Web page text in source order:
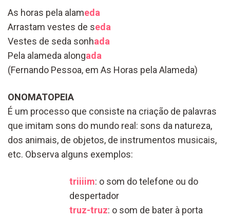
As horas pela alameda
Arrastam vestes de seda
Vestes de seda sonhada
Pela alameda alongada
(Fernando Pessoa, em As Horas pela Alameda)
ONOMATOPEIA
É um processo que consiste na criação de palavras
que imitam sons do mundo real: sons da natureza,
dos animais, de objetos, de instrumentos musicais,
etc. Observa alguns exemplos:
triiiim: o som do telefone ou do
despertador
truz-truz: o som de bater à porta